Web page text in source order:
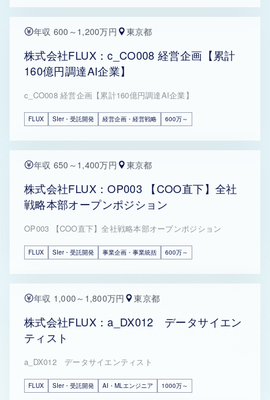
年収 600～1,200万円 東京都
株式会社FLUX：c_CO008 経営企画【累計
160億円調達AI企業】
c_CO008 経営企画【累計160億円調達AI企業】
FLUX SIer・受託開発 経営企画・経営戦略 600万～
年収 650～1,400万円 東京都
株式会社FLUX：OP003 【COO直下】全社
戦略本部オープンポジション
OP003 【COO直下】全社戦略本部オープンポジション
FLUX SIer・受託開発 事業企画・事業統括 600万～
年収 1,000～1,800万円 東京都
株式会社FLUX：a_DX012 データサイエン
ティスト
a_DX012 データサイエンティスト
FLUX SIer・受託開発 AI・MLエンジニア 1000万～